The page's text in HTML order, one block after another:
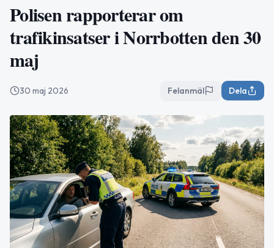
Polisen rapporterar om
trafikinsatser i Norrbotten den 30
maj
30 maj 2026 Felanmäl Dela